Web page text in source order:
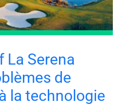
La Serena
de
la technologie